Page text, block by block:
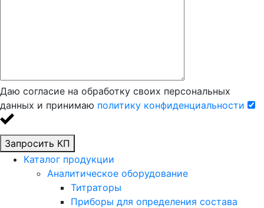
Даю согласие на обработку своих персональных
данных и принимаю политику конфиденциальности
Запросить КП
Каталог продукции
Аналитическое оборудование
Титраторы
Приборы для определения состава